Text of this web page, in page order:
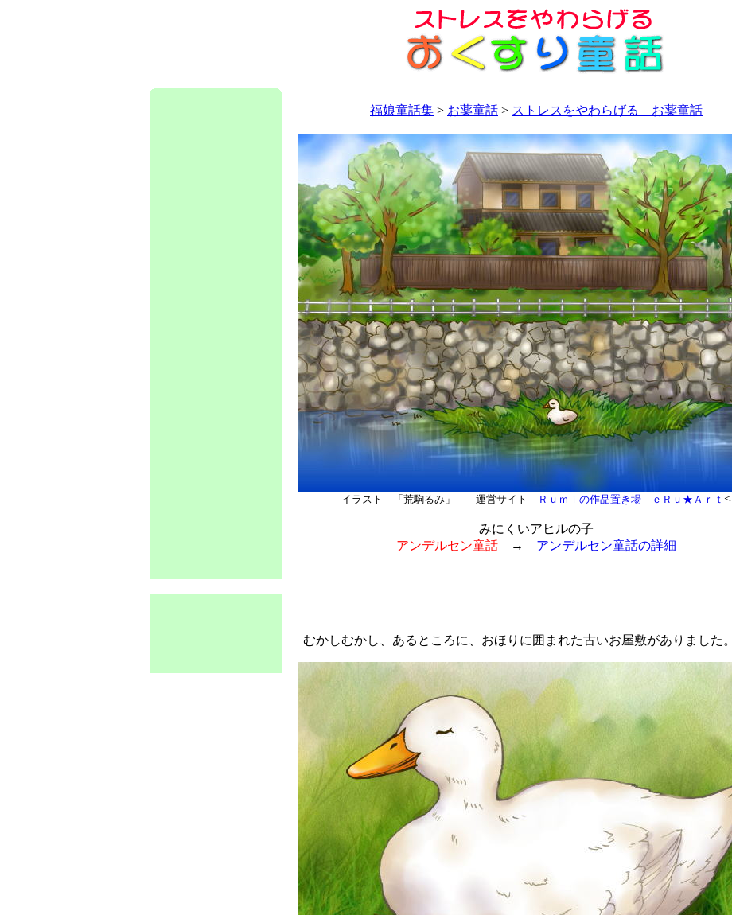
福娘童話集 > お薬童話 > ストレスをやわらげる お薬童話
イラスト 「荒駒るみ」 運営サイト Ｒｕｍｉの作品置き場 ｅＲｕ★Ａｒｔ <
みにくいアヒルの子
アンデルセン童話 → アンデルセン童話の詳細
むかしむかし、あるところに、おほりに囲まれた古いお屋敷がありました。